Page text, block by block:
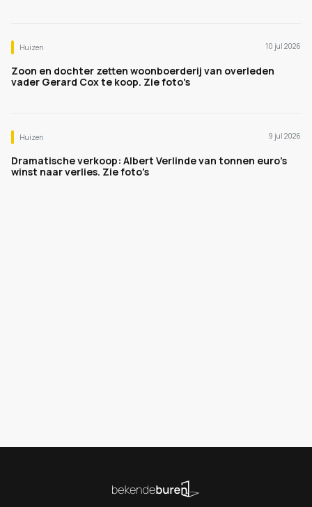
Huizen 10 jul 2026
Zoon en dochter zetten woonboerderij van overleden
vader Gerard Cox te koop. Zie foto's
Huizen 9 jul 2026
Dramatische verkoop: Albert Verlinde van tonnen euro's
winst naar verlies. Zie foto's